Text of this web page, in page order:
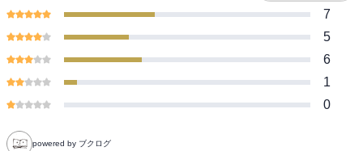
7
5
6
1
0
powered by ブクログ